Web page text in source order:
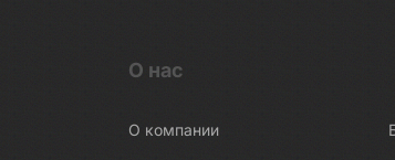
О нас
О компании